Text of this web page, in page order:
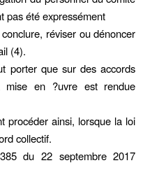
pas été expressément
réviser ou dénoncer
(4).
porter que sur des accords
en ?uvre est rendue
procéder ainsi, lorsque la loi
collectif.
du 22 septembre 2017